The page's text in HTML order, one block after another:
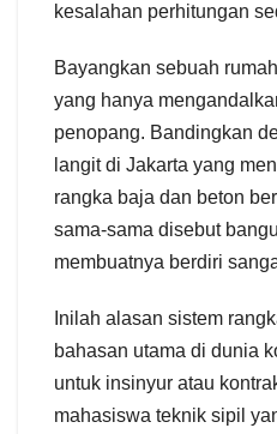
kesalahan perhitungan
Bayangkan sebuah
yang hanya
penopang. Bandingkan
langit di Jakarta yang
rangka baja dan beton
sama-sama disebut
membuatnya berdiri
Inilah alasan sistem
bahasan utama di dunia
untuk insinyur atau
mahasiswa teknik sipil